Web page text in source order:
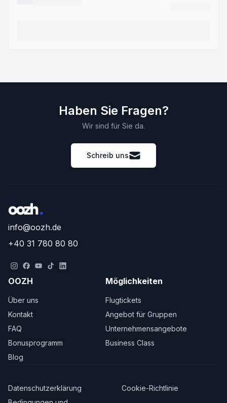
Haben Sie Fragen?
Wir sind für Sie da.
Schreib uns
info@oozh.de
+40 31 780 80 80
OOZH
Über uns
Kontakt
FAQ
Bonusprogramm
Blog
Möglichkeiten
Flugtickets
Angebot für Gruppen
Unternehmensangebote
Business Class
Datenschutzerklärung
Cookie-Richtlinie